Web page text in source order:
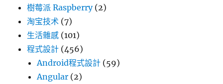
樹莓派 Raspberry(2)
淘宝技术 (7)
生活雜感 (101)
程式設計 (456)
Android程式設計 (59)
Angular (2)